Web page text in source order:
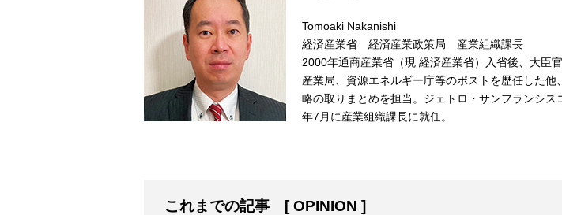
Tomoaki Nakanishi
経済産業省 経済産業政策局 産業組織課長
2000年通商産業省（現 経済産業省）入省後、大臣
産業局、資源エネルギー庁等のポストを歴任した
略の取りまとめを担当。ジェトロ・サンフランシス
年7月に産業組織課長に就任。
これまでの記事 [ OPINION ]